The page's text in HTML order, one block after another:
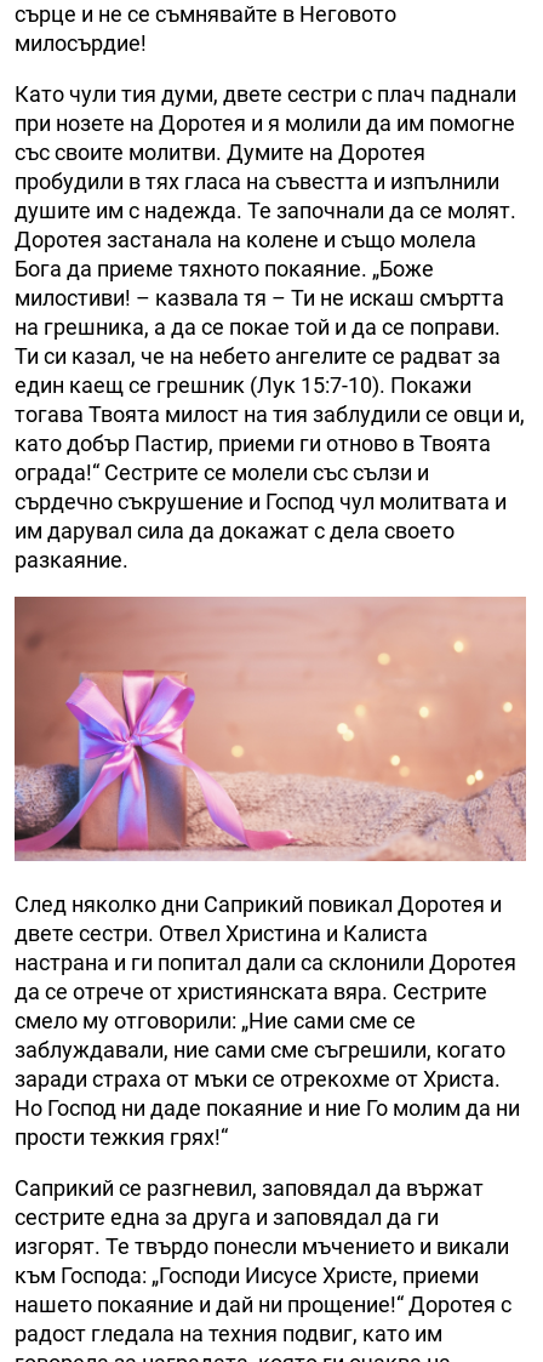
сърце и не се съмнявайте в Неговото
милосърдие!
Като чули тия думи, двете сестри с плач паднали
при нозете на Доротея и я молили да им помогне
със своите молитви. Думите на Доротея
пробудили в тях гласа на съвестта и изпълнили
душите им с надежда. Те започнали да се молят.
Доротея застанала на колене и също молела
Бога да приеме тяхното покаяние. „Боже
милостиви! – казвала тя – Ти не искаш смъртта
на грешника, а да се покае той и да се поправи.
Ти си казал, че на небето ангелите се радват за
един каещ се грешник (Лук 15:7-10). Покажи
тогава Твоята милост на тия заблудили се овци и,
като добър Пастир, приеми ги отново в Твоята
ограда!“ Сестрите се молели със сълзи и
сърдечно съкрушение и Господ чул молитвата и
им дарувал сила да докажат с дела своето
разкаяние.
След няколко дни Саприкий повикал Доротея и
двете сестри. Отвел Христина и Калиста
настрана и ги попитал дали са склонили Доротея
да се отрече от християнската вяра. Сестрите
смело му отговорили: „Ние сами сме се
заблуждавали, ние сами сме съгрешили, когато
заради страха от мъки се отрекохме от Христа.
Но Господ ни даде покаяние и ние Го молим да ни
прости тежкия грях!“
Саприкий се разгневил, заповядал да вържат
сестрите една за друга и заповядал да ги
изгорят. Те твърдо понесли мъчението и викали
към Господа: „Господи Иисусе Христе, приеми
нашето покаяние и дай ни прощение!“ Доротея с
радост гледала на техния подвиг, като им